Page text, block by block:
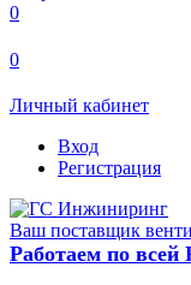
0
0
Личный кабинет
Вход
Регистрация
Ваш поставщик
Работаем по всей